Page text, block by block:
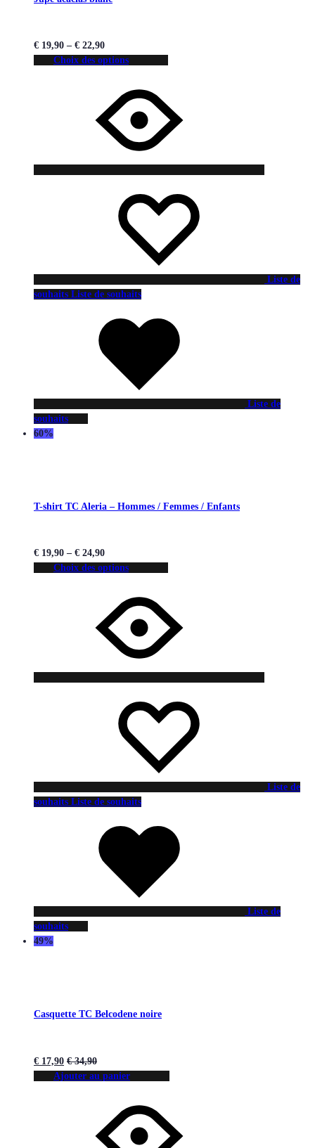
€ 19,90 – € 22,90
Choix des options
Liste de
souhaits Liste de souhaits
Liste de
souhaits
60%
T-shirt TC Aleria – Hommes / Femmes / Enfants
€ 19,90 – € 24,90
Choix des options
Liste de
souhaits Liste de souhaits
Liste de
souhaits
49%
Casquette TC Belcodene noire
€ 17,90 €34,90
Ajouter au panier